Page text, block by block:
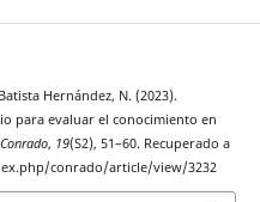
Hernández, N. (2023).
para evaluar el conocimiento en
, 19(S2), 51–60. Recuperado a
conrado/article/view/3232